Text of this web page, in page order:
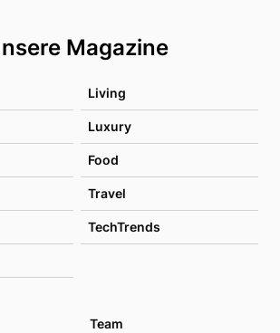
Magazine
Living
Luxury
Food
Travel
TechTrends
Team